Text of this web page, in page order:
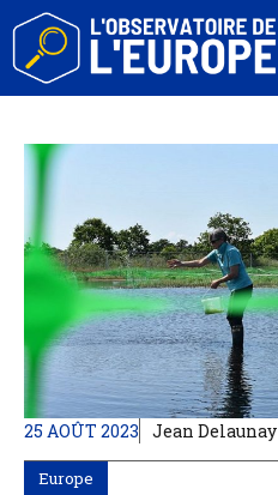
Aller
contenu
25 AOÛT 2023 Jean Delaunay
Europe